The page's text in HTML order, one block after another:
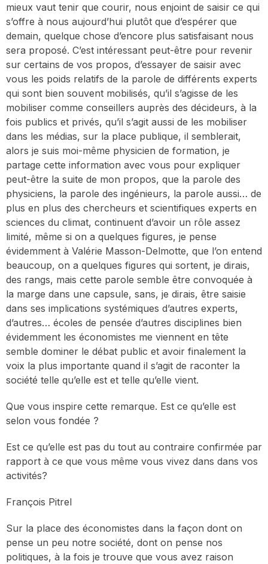
mieux vaut tenir que courir, nous enjoint de saisir ce qui
s’offre à nous aujourd’hui plutôt que d’espérer que
demain, quelque chose d’encore plus satisfaisant nous
sera proposé. C’est intéressant peut-être pour revenir
sur certains de vos propos, d’essayer de saisir avec
vous les poids relatifs de la parole de différents experts
qui sont bien souvent mobilisés, qu’il s’agisse de les
mobiliser comme conseillers auprès des décideurs, à la
fois publics et privés, qu’il s’agit aussi de les mobiliser
dans les médias, sur la place publique, il semblerait,
alors je suis moi-même physicien de formation, je
partage cette information avec vous pour expliquer
peut-être la suite de mon propos, que la parole des
physiciens, la parole des ingénieurs, la parole aussi… de
plus en plus des chercheurs et scientifiques experts en
sciences du climat, continuent d’avoir un rôle assez
limité, même si on a quelques figures, je pense
évidemment à Valérie Masson-Delmotte, que l’on entend
beaucoup, on a quelques figures qui sortent, je dirais,
des rangs, mais cette parole semble être convoquée à
la marge dans une capsule, sans, je dirais, être saisie
dans ses implications systémiques d’autres experts,
d’autres… écoles de pensée d’autres disciplines bien
évidemment les économistes me viennent en tête
semble dominer le débat public et avoir finalement la
voix la plus importante quand il s’agit de raconter la
société telle qu’elle est et telle qu’elle vient.
Que vous inspire cette remarque. Est ce qu’elle est
selon vous fondée ?
Est ce qu’elle est pas du tout au contraire confirmée par
rapport à ce que vous même vous vivez dans dans vos
activités?
François Pitrel
Sur la place des économistes dans la façon dont on
pense un peu notre société, dont on pense nos
politiques, à la fois je trouve que vous avez raison